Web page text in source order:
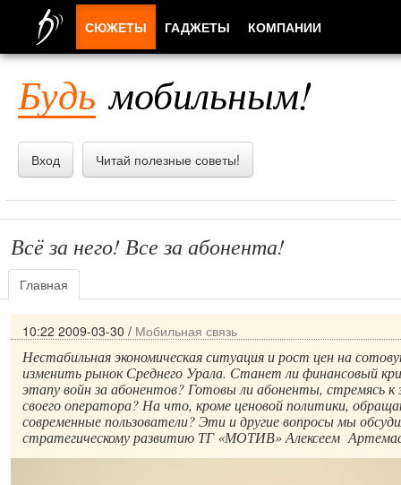
Будь мобильным!
Вход Читай полезные советы!
Всё за него! Все за абонента!
Главная
10:22 2009-03-30 / Мобильная связь
Нестабильная экономическая ситуация и рост цен на
изменить рынок Среднего Урала. Станет ли финансовый
этапу войн за абонентов? Готовы ли абоненты, стремясь к
своего оператора? На что, кроме ценовой политики,
современные пользователи? Эти и другие вопросы мы
стратегическому развитию ТГ «МОТИВ» Алексеем
СЮЖЕТЫ ГАДЖЕТЫ КОМПАНИИ
ПРИЛОЖЕНИЯ